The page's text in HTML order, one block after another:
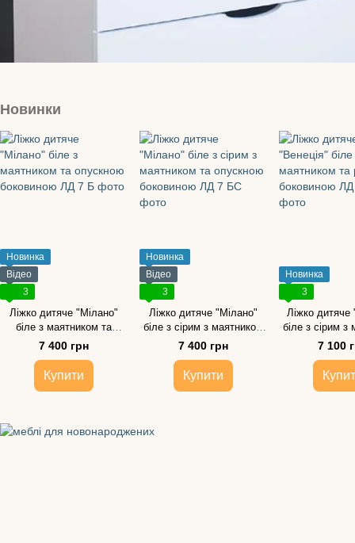
Новинки
Новинка
Відео
3
Ліжко дитяче "Мілано"
біле з маятником та
опускною боковиною
7 400 грн
Купити
Новинка
Відео
3
Ліжко дитяче "Мілано"
біле з сірим з маятником
та опускною боковиною
7 400 грн
Купити
Новинка
3
Ліжко дитяче
біле з сірим з
та рухомою
7 100